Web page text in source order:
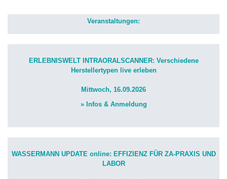
Veranstaltungen:
ERLEBNISWELT INTRAORALSCANNER: Verschiedene
Herstellertypen live erleben
Mittwoch, 16.09.2026
» Infos & Anmeldung
WASSERMANN UPDATE online: EFFIZIENZ FÜR ZA-PRAXIS UND
LABOR